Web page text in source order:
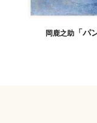
岡鹿之助 「パ